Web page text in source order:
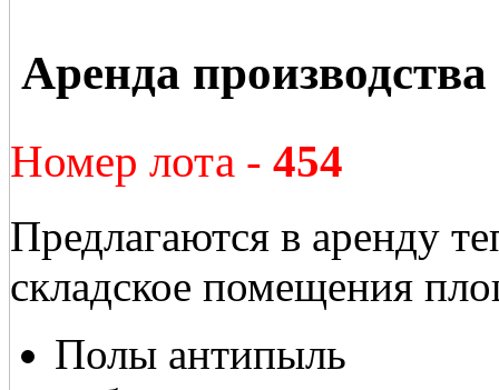
Аренда
Номер лота - 454
Предлагаются в аренду
складское помещения
Полы антипыль